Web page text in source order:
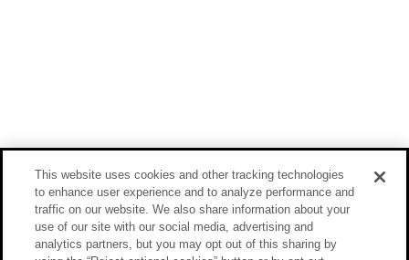
This website uses cookies and other tracking technologies
to enhance user experience and to analyze performance and
traffic on our website. We also share information about your
use of our site with our social media, advertising and
analytics partners, but you may opt out of this sharing by